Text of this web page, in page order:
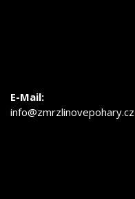
E-Mail:
info@zmrzlinovepohary.cz